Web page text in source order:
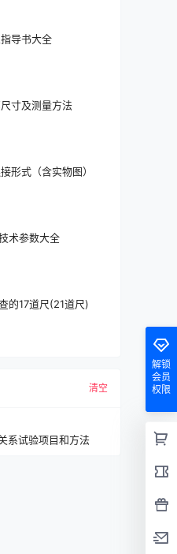
导书大全
寸及测量方法
形式（含实物图）
术参数大全
的17道尺(21道尺)
清空
系试验项目和方法
解锁
会员
权限